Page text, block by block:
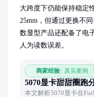
大跨度下仍能保持稳定
25mm，但通过更换不
数显型产品还配备了电
人为读数误差。
商家经验 真实案例 ·
5070显卡甜甜圈跑
本文解析5070显卡在